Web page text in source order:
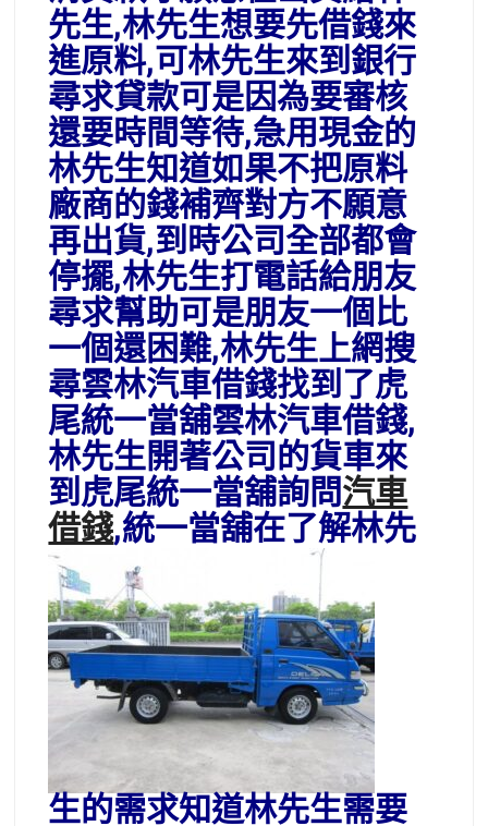
先生,林先生想要先借錢來
進原料,可林先生來到銀行
尋求貸款可是因為要審核
還要時間等待,急用現金的
林先生知道如果不把原料
廠商的錢補齊對方不願意
再出貨,到時公司全部都會
停擺,林先生打電話給朋友
尋求幫助可是朋友一個比
一個還困難,林先生上網搜
尋雲林汽車借錢找到了虎
尾統一當舖雲林汽車借錢,
林先生開著公司的貨車來
到虎尾統一當舖詢問汽車
借錢,統一當舖在了解林先
生的需求知道林先生需要